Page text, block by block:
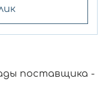
поставщика -